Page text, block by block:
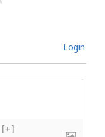
Login
[+]